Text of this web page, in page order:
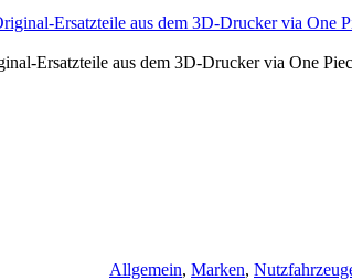
Ersatzteile aus dem 3D-Drucker via One
Allgemein, Marken,